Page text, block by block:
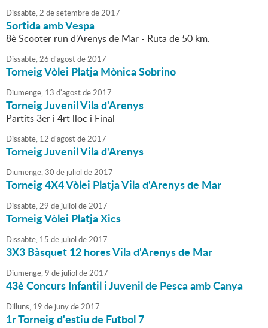
Dissabte,2 desetembrede2017
Sortida amb Vespa
8è Scooter run d'Arenys de Mar - Ruta de 50 km.
Dissabte,26 d'agostde2017
Torneig Vòlei Platja Mònica Sobrino
Diumenge, 13 d'agostde2017
Torneig Juvenil Vila d'Arenys
Partits 3er i 4rt lloc i Final
Dissabte, 12 d'agostde2017
Torneig Juvenil Vila d'Arenys
Diumenge,30 de juliol de2017
Torneig 4X4 Vòlei Platja Vila d'Arenys de Mar
Dissabte,29 de juliol de2017
Torneig Vòlei Platja Xics
Dissabte, 15 de juliol de2017
3X3 Bàsquet 12 hores Vila d'Arenys de Mar
Diumenge,9 de juliol de2017
43è Concurs Infantil i Juvenil de Pesca amb Canya
Dilluns, 19 de junyde2017
1r Torneig d'estiu de Futbol 7